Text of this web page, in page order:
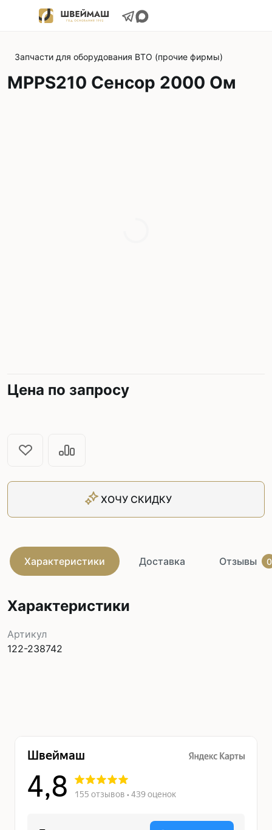
Запчасти для оборудования ВТО (прочие фирмы)
MPPS210 Сенсор 2000 Ом
Цена по запросу
ХОЧУ СКИДКУ
Характеристики Доставка Отзывы 0
Характеристики
Артикул
122-238742